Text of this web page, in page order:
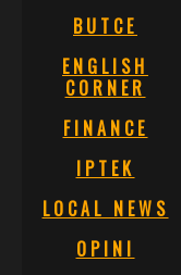
BUTCE
ENGLISH
CORNER
FINANCE
IPTEK
LOCAL NEWS
OPINI